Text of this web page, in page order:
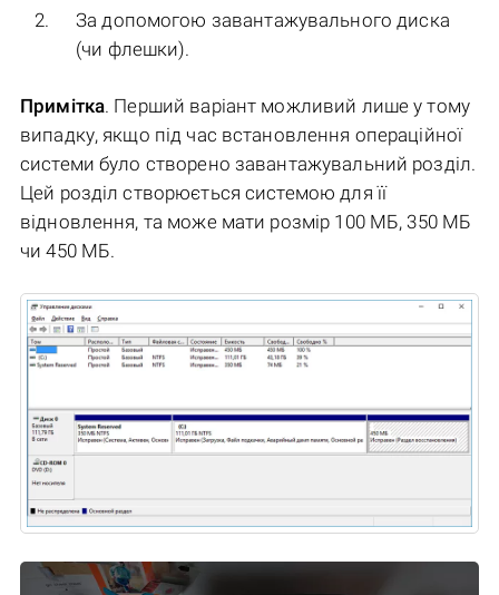
За допомогою завантажувального диска
(чи флешки).
Примітка. Перший варіант можливий лише у тому
випадку, якщо під час встановлення операційної
системи було створено завантажувальний розділ.
Цей розділ створюється системою для її
відновлення, та може мати розмір 100 МБ, 350 МБ
чи 450 МБ.